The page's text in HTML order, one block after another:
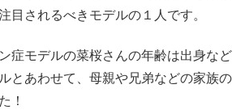
目されるべきモデルの１人です。
症モデルの菜桜さんの年齢は出身など
とあわせて、母親や兄弟などの家族の
！